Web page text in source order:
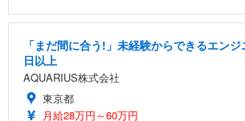
「まだ間に合う!」未経験からできるエン
日以上
AQUARIUS株式会社
東京都
月給28万円～60万円